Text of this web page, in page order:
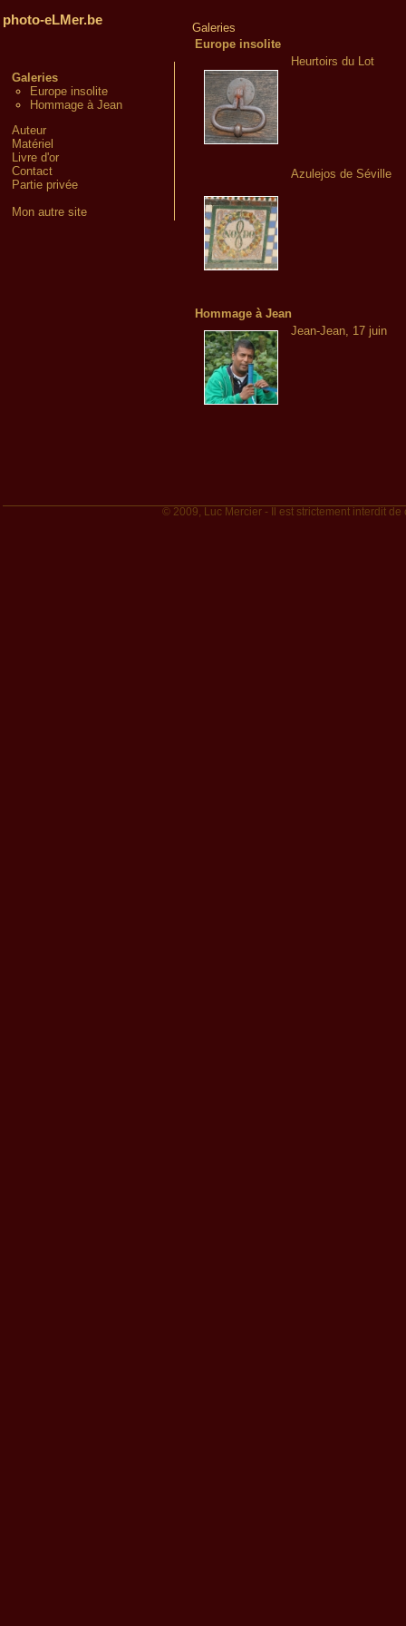
photo-eLMer.be
Galeries
Europe insolite
Hommage à Jean
Auteur
Matériel
Livre d'or
Contact
Partie privée
Mon autre site
Galeries
Europe insolite
Heurtoirs du Lot
Azulejos de Séville
Hommage à Jean
Jean-Jean, 17 juin
© 2009, Luc Mercier - Il est strictement interdit